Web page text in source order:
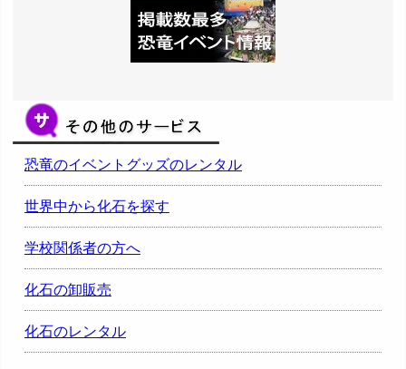
恐竜のイベントグッズのレンタル
世界中から化石を探す
学校関係者の方へ
化石の卸販売
化石のレンタル